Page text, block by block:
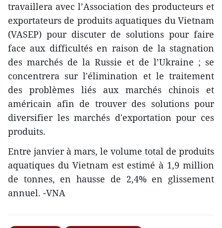
travaillera avec l’Association des producteurs et
exportateurs de produits aquatiques du Vietnam
(VASEP) pour discuter de solutions pour faire
face aux difficultés en raison de la stagnation
des marchés de la Russie et de l’Ukraine ; se
concentrera sur l'élimination et le traitement
des problèmes liés aux marchés chinois et
américain afin de trouver des solutions pour
diversifier les marchés d'exportation pour ces
produits.
Entre janvier à mars, le volume total de produits
aquatiques du Vietnam est estimé à 1,9 million
de tonnes, en hausse de 2,4% en glissement
annuel. -VNA